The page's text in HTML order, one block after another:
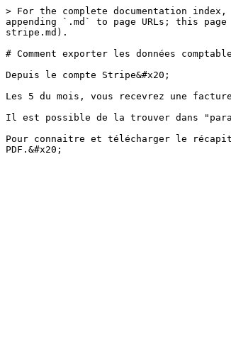
> For the complete documentation
appending `.md` to page URLs; this
stripe.md).
# Comment exporter les données
Depuis le compte Stripe&#x20;
Les 5 du mois, vous recevrez une
Il est possible de la trouver dans
Pour connaitre et télécharger le